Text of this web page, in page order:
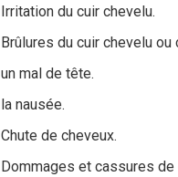
Irritation du cuir chevelu.
Brûlures du cuir chevelu ou
un mal de tête.
la nausée.
Chute de cheveux.
Dommages et cassures de